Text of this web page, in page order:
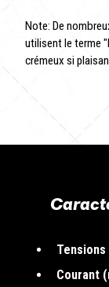
Note: De
utilisent le terme
crémeux si
Tensions
Courant